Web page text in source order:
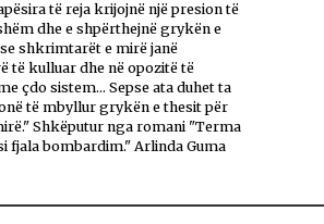
të reja krijojnë një presion të
dhe e shpërthejnë grykën e
shkrimtarët e mirë janë
të kulluar dhe në opozitë të
çdo sistem... Sepse ata duhet ta
të mbyllur grykën e thesit për
Shkëputur nga romani "Terma
fjala bombardim." Arlinda Guma